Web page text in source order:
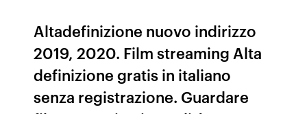
Altadefinizione nuovo indirizzo
2019, 2020. Film streaming Alta
definizione gratis in italiano
senza registrazione. Guardare